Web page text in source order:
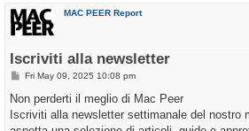
MAC PEER Report
Iscriviti alla newsletter
P
s
Fri May 09, 2025 10:08 pm
Non perderti il meglio di Mac Peer
Iscriviti alla newsletter settimanale del nostro